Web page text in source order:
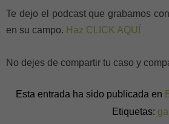
Te dejo el podcast que grabamos
en su campo. Haz CLICK AQUÍ
No dejes de compartir tu caso y
Esta entrada ha sido publicada en
Etiquetas: